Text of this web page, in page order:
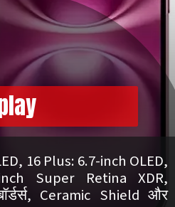
16 Plus: 6.7-inch OLED,
Super Retina XDR,
Ceramic Shield और